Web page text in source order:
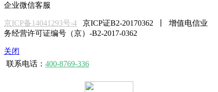
企业微信客服
京ICP备14041293号-4 京ICP证B2-20170362 丨 增值电信业
务经营许可证编号（京）-B2-2017-0362
关闭
联系电话： 400-8769-336